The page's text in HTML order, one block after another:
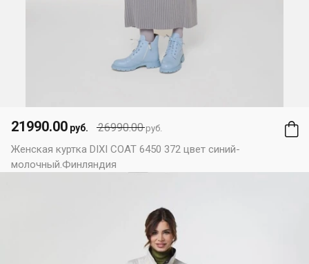
26990.00руб.
21990.00 руб.
Женская куртка DIXI COAT 6450 372 цвет синий-
молочный.Финляндия